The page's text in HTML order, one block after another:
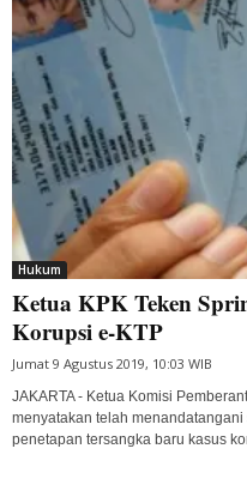
Hukum
Ketua KPK Teken
Korupsi e-KTP
Jumat 9 Agustus 2019, 10:03 WIB
JAKARTA - Ketua Komisi
menyatakan telah
penetapan tersangka baru kasus